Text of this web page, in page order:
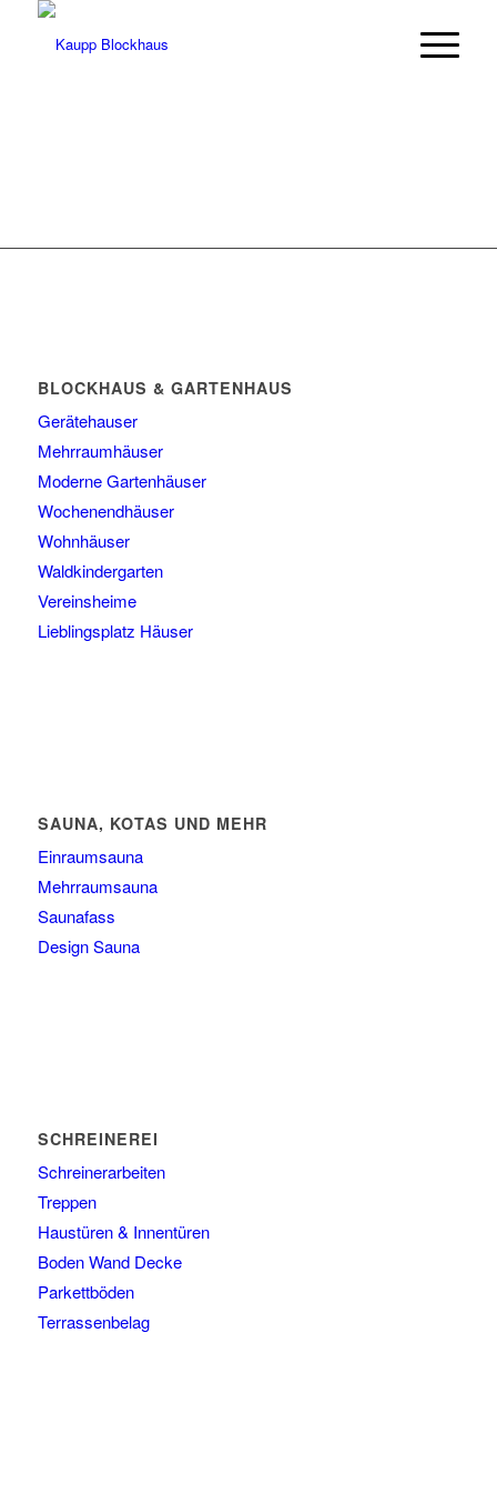
BLOCKHAUS & GARTENHAUS
Gerätehauser
Mehrraumhäuser
Moderne Gartenhäuser
Wochenendhäuser
Wohnhäuser
Waldkindergarten
Vereinsheime
Lieblingsplatz Häuser
SAUNA, KOTAS UND MEHR
Einraumsauna
Mehrraumsauna
Saunafass
Design Sauna
SCHREINEREI
Schreinerarbeiten
Treppen
Haustüren & Innentüren
Boden Wand Decke
Parkettböden
Terrassenbelag